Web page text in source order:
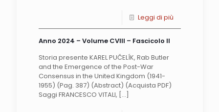
Leggi di più
Anno 2024 – Volume CVIII – Fascicolo II
Storia presente KAREL PUČELÍK, Rab Butler
and the Emergence of the Post-War
Consensus in the United Kingdom (1941-
1955) (Pag. 387) (Abstract) (Acquista PDF)
Saggi FRANCESCO VITALI, […]